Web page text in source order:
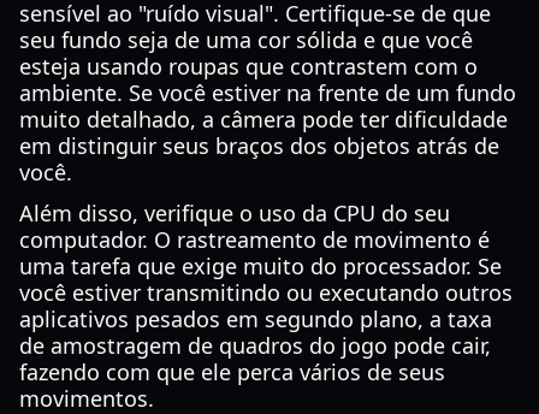
sensível ao "ruído visual". Certifique-se de que
seu fundo seja de uma cor sólida e que você
esteja usando roupas que contrastem com o
ambiente. Se você estiver na frente de um fundo
muito detalhado, a câmera pode ter dificuldade
em distinguir seus braços dos objetos atrás de
você.
Além disso, verifique o uso da CPU do seu
computador. O rastreamento de movimento é
uma tarefa que exige muito do processador. Se
você estiver transmitindo ou executando outros
aplicativos pesados em segundo plano, a taxa
de amostragem de quadros do jogo pode cair,
fazendo com que ele perca vários de seus
movimentos.